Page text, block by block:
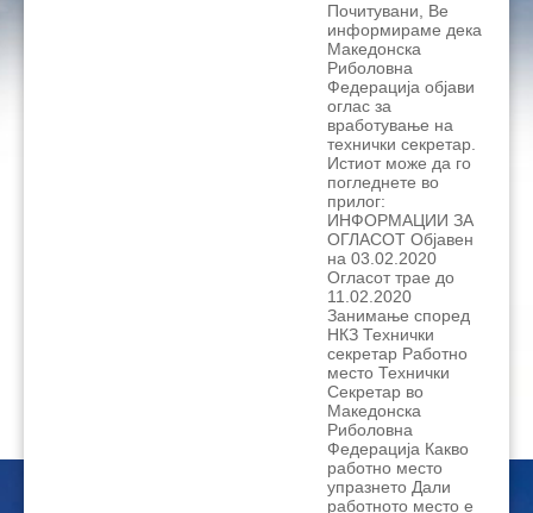
Почитувани, Ве
информираме дека
Македонска
Риболовна
Федерација објави
оглас за
вработување на
технички секретар.
Истиот може да го
погледнете во
прилог:
ИНФОРМАЦИИ ЗА
ОГЛАСОТ Објавен
на 03.02.2020
Огласот трае до
11.02.2020
Занимање според
НКЗ Технички
секретар Работно
место Технички
Секретар во
Македонска
Риболовна
Федерација Какво
работно место
упразнето Дали
работното место е